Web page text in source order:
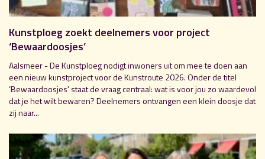
Kunstploeg zoekt deelnemers voor project
‘Bewaardoosjes’
Aalsmeer - De Kunstploeg nodigt inwoners uit om mee te doen aan
een nieuw kunstproject voor de Kunstroute 2026. Onder de titel
‘Bewaardoosjes' staat de vraag centraal: wat is voor jou zo waardevol
dat je het wilt bewaren? Deelnemers ontvangen een klein doosje dat
zij naar...